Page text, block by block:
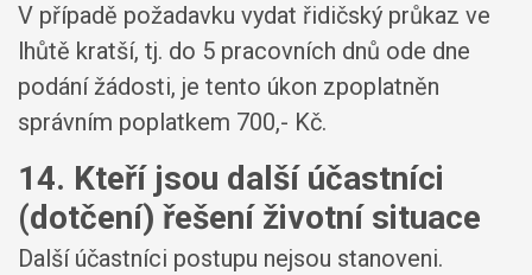
V případě požadavku vydat řidičský průkaz ve
lhůtě kratší, tj. do 5 pracovních dnů ode dne
podání žádosti, je tento úkon zpoplatněn
správním poplatkem 700,- Kč.
14. Kteří jsou další účastníci
(dotčení) řešení životní situace
Další účastníci postupu nejsou stanoveni.